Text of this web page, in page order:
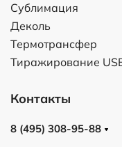
Сублимация
Деколь
Термотрансфер
Тиражирование
Контакты
8 (495) 308-95-88